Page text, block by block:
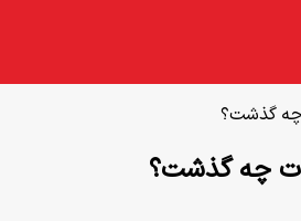
چه گذشت؟
چه گذشت؟